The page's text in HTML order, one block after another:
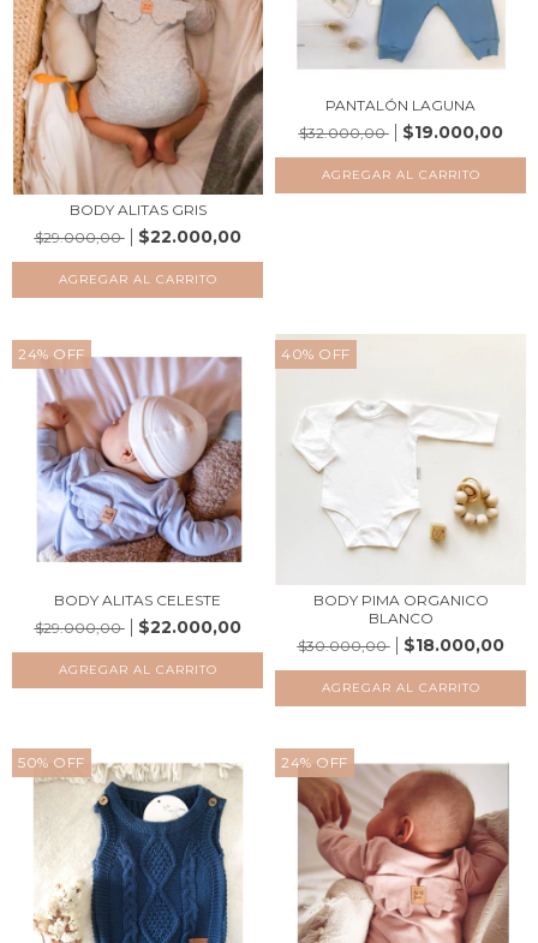
BODY ALITAS GRIS
$29.000,00
$22.000,00
AGREGAR AL CARRITO
PANTALÓN LAGUNA
$32.000,00
$19.000,00
AGREGAR AL CARRITO
24% OFF
BODY ALITAS CELESTE
$29.000,00
$22.000,00
AGREGAR AL CARRITO
40% OFF
BODY PIMA ORGANICO
BLANCO
$30.000,00
$18.000,00
AGREGAR AL CARRITO
50% OFF 24% OFF